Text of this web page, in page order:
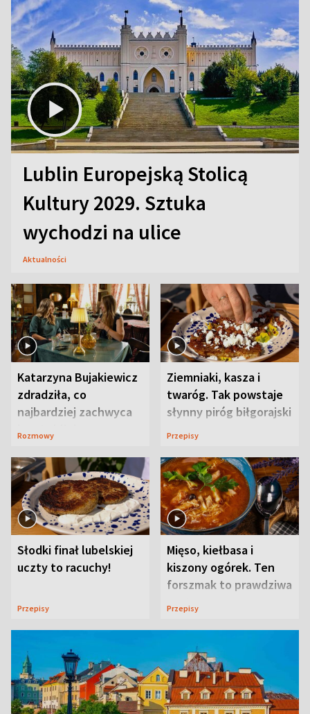
Lublin Europejską Stolicą
Kultury 2029. Sztuka
wychodzi na ulice
Aktualności
Katarzyna Bujakiewicz
zdradziła, co
najbardziej zachwyca
ją w Lublinie
Rozmowy
Ziemniaki, kasza i
twaróg. Tak powstaje
słynny piróg biłgorajski
Przepisy
Słodki finał lubelskiej
uczty to racuchy!
Przepisy
Mięso, kiełbasa i
kiszony ogórek. Ten
forszmak to prawdziwa
uczta
Przepisy